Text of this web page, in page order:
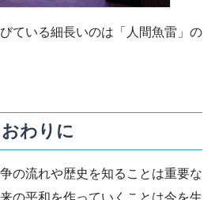
ている細長いのは「人間魚雷」の
おわりに
の流れや歴史を知ることは重要な